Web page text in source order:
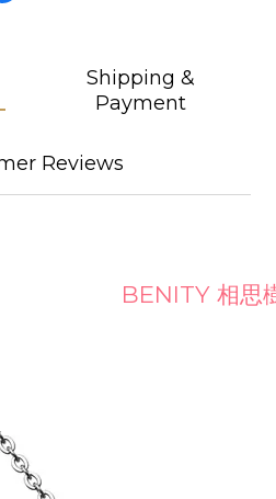
Shipping &
Payment
Reviews
BENITY 相思